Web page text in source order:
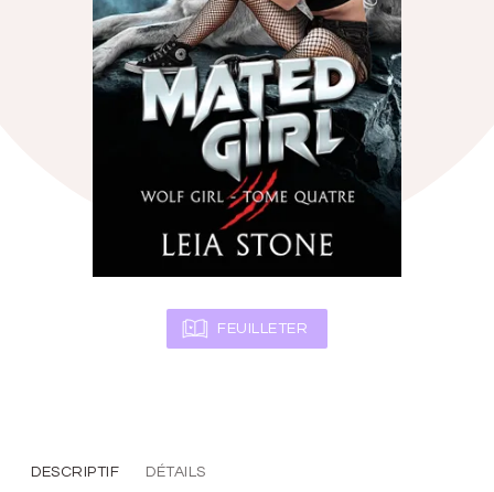
FEUILLETER
DESCRIPTIF DÉTAILS